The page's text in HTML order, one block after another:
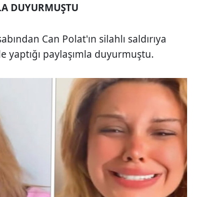
DUYURMUŞTU
Can Polat'ın silahlı saldırıya
yaptığı paylaşımla duyurmuştu.